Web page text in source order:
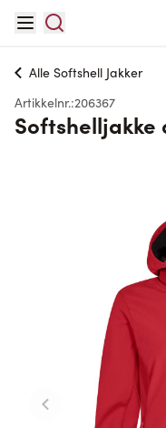
Alle Softshell Jakker
Artikkelnr.:206367
Softshelljakke